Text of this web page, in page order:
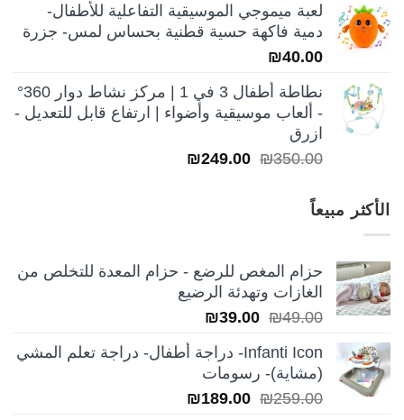
هو:
₪350.00.
هو:
₪250.00.
لعبة ميموجي الموسيقية التفاعلية للأطفال-
دمية فاكهة حسية قطنية بحساس لمس- جزرة
₪40.00
نطاطة أطفال 3 في 1 | مركز نشاط دوار 360°
- ألعاب موسيقية وأضواء | ارتفاع قابل للتعديل -
ازرق
₪350.00
السعر ₪249.00
الأكثر مبيعاً
حزام المغص للرضع - حزام المعدة للتخلص من
الغازات وتهدئة الرضيع
₪49.00
السعر
هو:
₪49.00.
₪39.00
هو:
₪39.00.
Infanti Icon- دراجة أطفال- دراجة تعلم المشي
(مشاية)- رسومات
₪259.00
السعر ₪189.00